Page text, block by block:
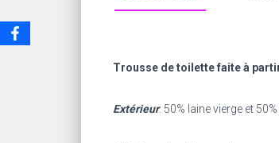
Trousse de toilette faite à
Extérieur: 50% laine vierge et